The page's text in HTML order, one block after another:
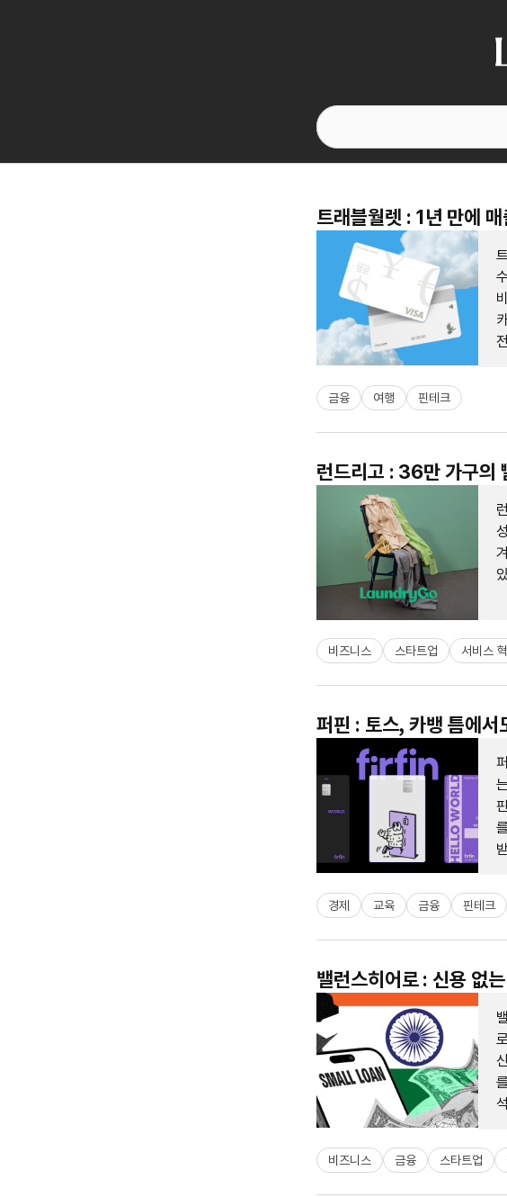
트래블월렛 : 1년 만에
금융 여행 핀테크
런드리고 : 36만 가구의
비즈니스 스타트업 서비스
퍼핀 : 토스, 카뱅 틈에서
경제 교육 금융 핀테크
밸런스히어로 : 신용 없
비즈니스 금융 스타트업